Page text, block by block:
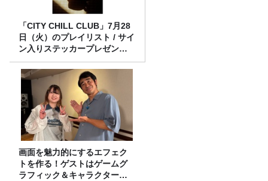
「CITY CHILL CLUB」7月28
日（火）のプレイリスト / サイ
ン入りステッカープレゼント
有り
画面を魅力的にするエフェク
トを作る！ゲストはゲームグ
ラフィック＆キャラクター専